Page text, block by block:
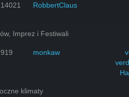
14021 RobbertClaus
Imprez i Festiwali
919 monkaw
klimaty